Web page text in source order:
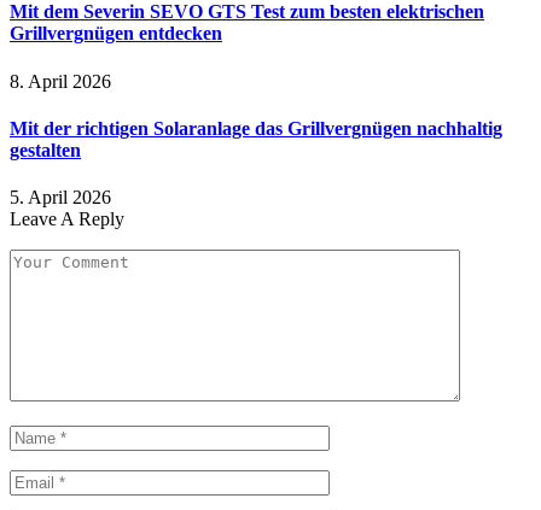
Mit dem Severin SEVO GTS Test zum besten elektrischen
Grillvergnügen entdecken
8. April 2026
Mit der richtigen Solaranlage das Grillvergnügen nachhaltig
gestalten
5. April 2026
Leave A Reply